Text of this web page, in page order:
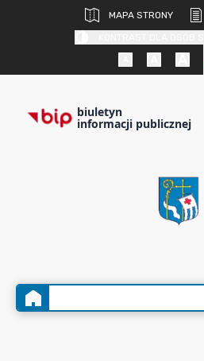
MAPA STRONY
biuletyn
informacji publicznej